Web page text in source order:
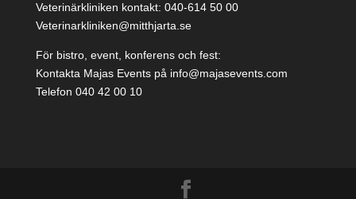
Veterinärkliniken kontakt: 040-614 50 00
Veterinarkliniken@mitthjarta.se
För bistro, event, konferens och fest:
Kontakta Majas Events på info@majasevents.com
Telefon 040 42 00 10